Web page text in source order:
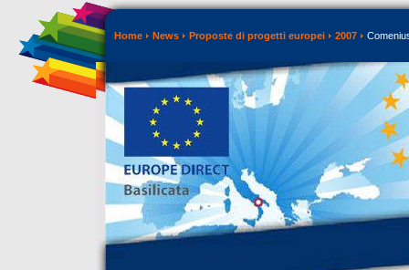
Home News Proposte di progetti europei 2007